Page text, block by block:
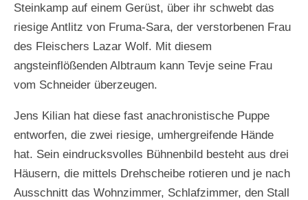
Steinkamp auf einem Gerüst, über ihr schwebt das
riesige Antlitz von Fruma-Sara, der verstorbenen Frau
des Fleischers Lazar Wolf. Mit diesem
angsteinflößenden Albtraum kann Tevje seine Frau
vom Schneider überzeugen.
Jens Kilian hat diese fast anachronistische Puppe
entworfen, die zwei riesige, umhergreifende Hände
hat. Sein eindrucksvolles Bühnenbild besteht aus drei
Häusern, die mittels Drehscheibe rotieren und je nach
Ausschnitt das Wohnzimmer, Schlafzimmer, den Stall